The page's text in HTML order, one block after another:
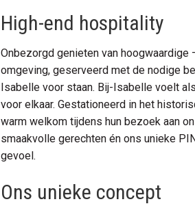
High-end hospitality
Onbezorgd genieten van
omgeving, geserveerd met de nodige
Isabelle voor staan. Bij-Isabelle voelt
voor elkaar. Gestationeerd in het
warm welkom tijdens hun bezoek aan
smaakvolle gerechten én ons unieke
gevoel.
Ons unieke concept